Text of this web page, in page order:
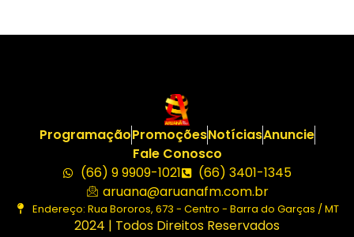
ProgramaçãoPromoçõesNotíciasAnuncie
Fale Conosco
(66) 9 9909-1021
(66) 3401-1345
aruana@aruanafm.com.br
Endereço: Rua Bororos, 673 - Centro - Barra do Garças / MT
2024 | Todos Direitos Reservados